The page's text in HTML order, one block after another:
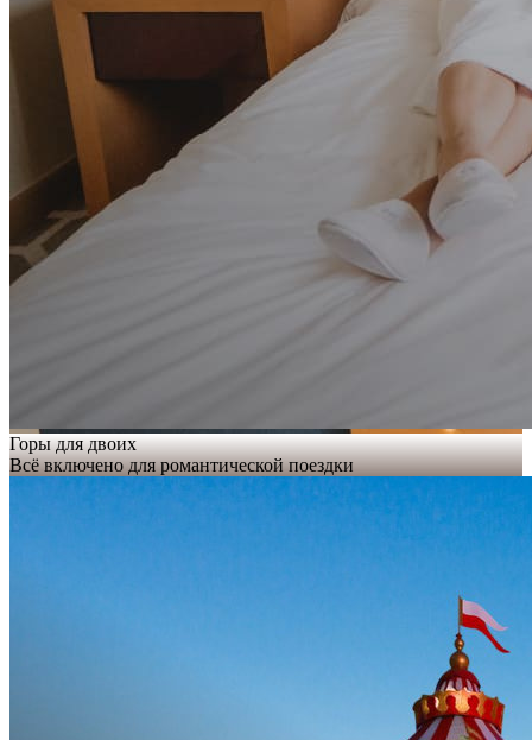
Горы для двоих
Всё включено для романтической поездки